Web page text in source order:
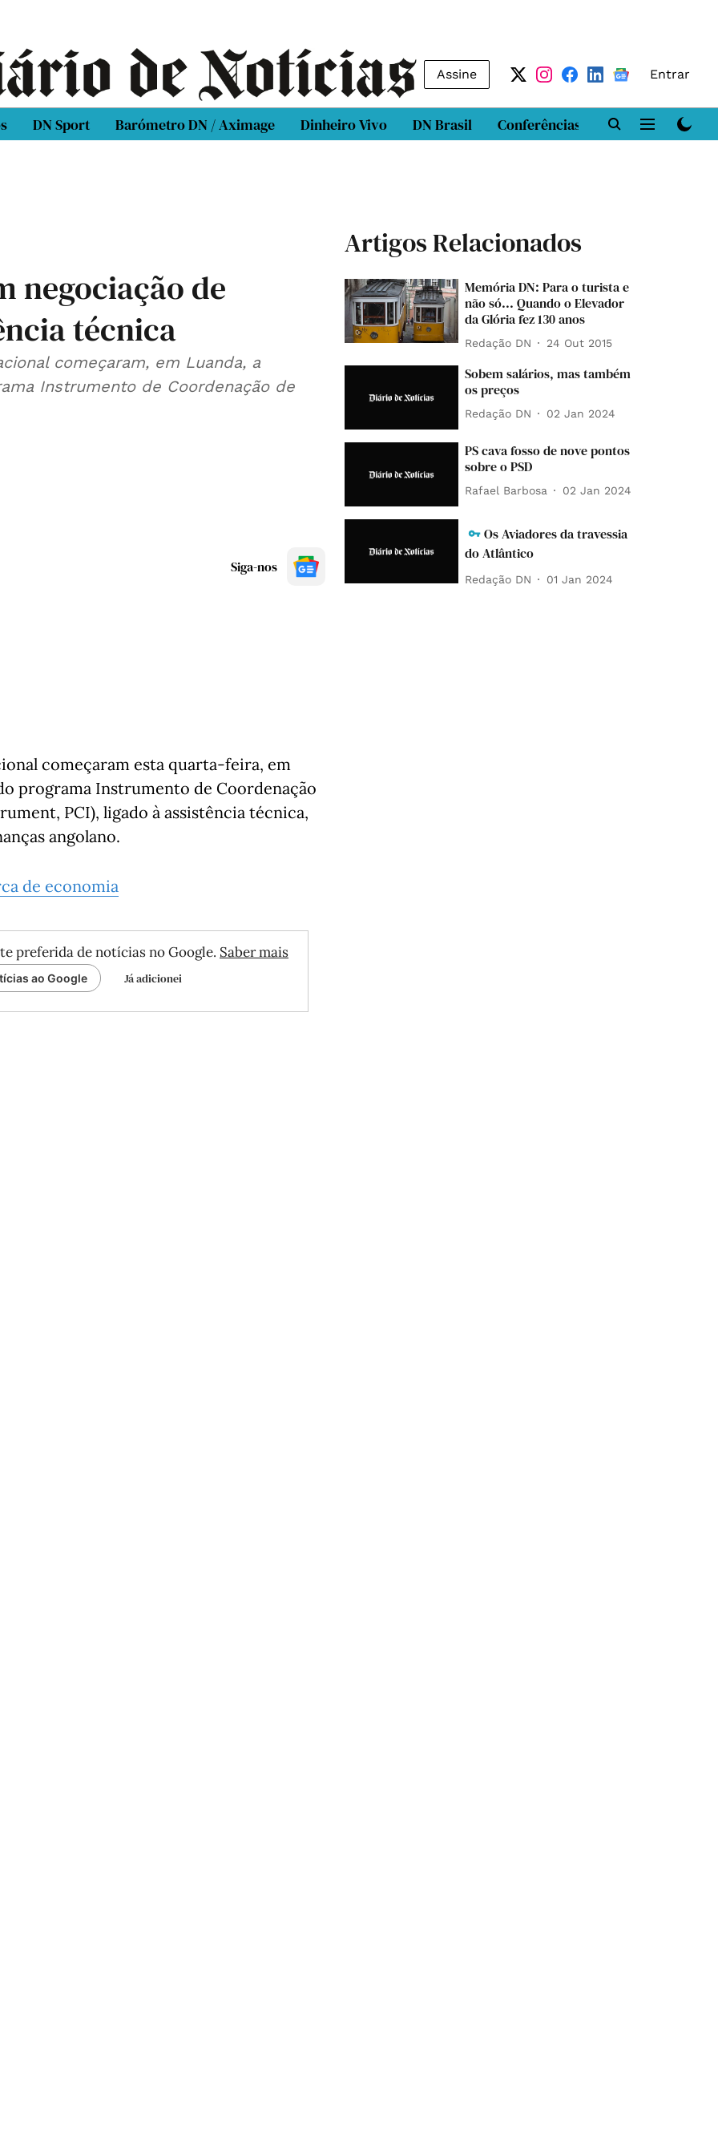
Assine Entrar
DN Sport Barómetro DN / Aximage Dinheiro Vivo DN Brasil Conferências DN LAB
negociação de
técnica
começaram, em Luanda, a
Instrumento de Coordenação de
Siga-nos
começaram esta quarta-feira, em
programa Instrumento de Coordenação
PCI), ligado à assistência técnica,
angolano.
de economia
preferida de notícias no Google. Saber mais
ao Google Já adicionei
Artigos Relacionados
Memória DN: Para o turista e
não só... Quando o Elevador
da Glória fez 130 anos
Redação DN 24 Out 2015
Sobem salários, mas também
os preços
Redação DN 02 Jan 2024
PS cava fosso de nove pontos
sobre o PSD
Rafael Barbosa 02 Jan 2024
Os Aviadores da travessia
do Atlântico
Redação DN 01 Jan 2024